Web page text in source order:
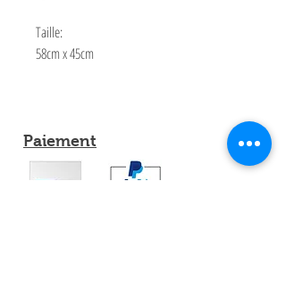
Taille:
58cm x 45cm
Paiement